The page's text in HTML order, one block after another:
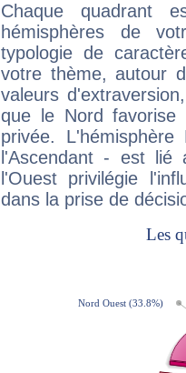
Chaque quadrant
hémisphères de
typologie de
votre thème, autour
valeurs
que le Nord favorise
privée.
l'Ascendant - est
l'Ouest privilégie
dans la prise de